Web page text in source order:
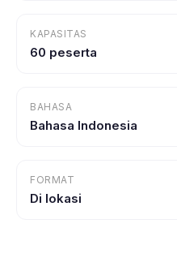
KAPASITAS
60 peserta
BAHASA
Bahasa Indonesia
FORMAT
Di lokasi